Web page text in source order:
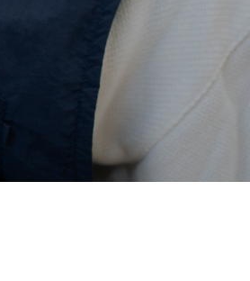
【えるぼし認定(☆☆)】 を受けまし